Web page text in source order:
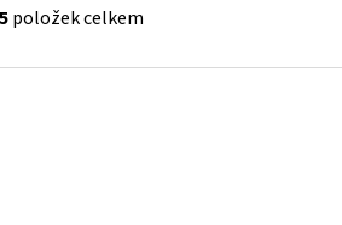
O
l
5položek celkem